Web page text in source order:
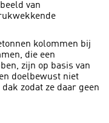
van
kolommen bij
die een
zijn op basis van
doelbewust niet
zodat ze daar geen